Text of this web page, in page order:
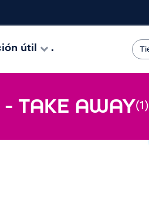
útil .
TAKE AWAY(1)